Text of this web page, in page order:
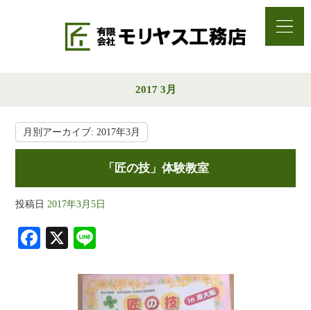
2017 3月
月別アーカイブ:2017年3月
「匠の技」体験教室
投稿日 2017年3月5日
Fa X